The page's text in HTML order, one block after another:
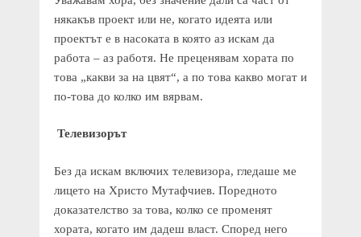
някакъв проект или не, когато идеята или
проектът е в насоката в която аз искам да
работа – аз работя. Не преценявам хората по
това „какви за на цвят“, а по това какво могат и
по-това до колко им вярвам.
Телевизорът
Без да искам включих телевизора, гледаше ме
лицето на Христо Мутафчиев. Поредното
доказателство за това, колко се променят
хората, когато им дадеш власт. Според него